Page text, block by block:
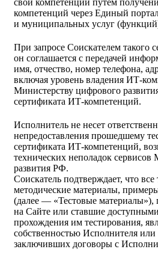
компетенций через Единый
и муниципальных услуг
При запросе Соискателем такого
он соглашается с передачей
имя, отчество, номер телефона,
включая уровень владения ИТ-
Министерству цифрового
сертификата ИТ-компетенций.
Исполнитель не несет
непредоставления прошедшему
сертификата ИТ-компетенций,
технических неполадок
развития РФ.
Соискатель подтверждает, что все
методические материалы,
(далее — «Тестовые материалы»),
на Сайте или ставшие доступными
прохождения им тестирования,
собственностью Исполнителя или
заключивших договоры с